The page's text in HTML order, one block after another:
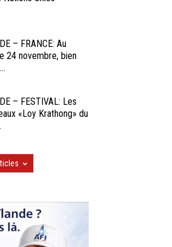
– FRANCE: Au
24 novembre, bien
– FESTIVAL: Les
«Loy Krathong» du